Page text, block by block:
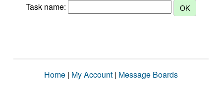
Task name:
Home | My Account | Message Boards